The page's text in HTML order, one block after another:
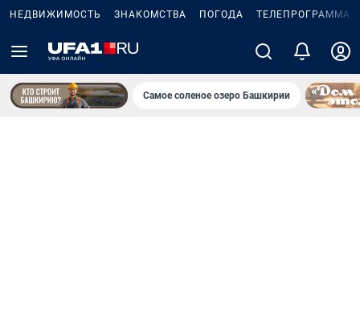
НЕДВИЖИМОСТЬ ЗНАКОМСТВА ПОГОДА ТЕЛЕПРОГРАММА
Самое соленое озеро Башкирии